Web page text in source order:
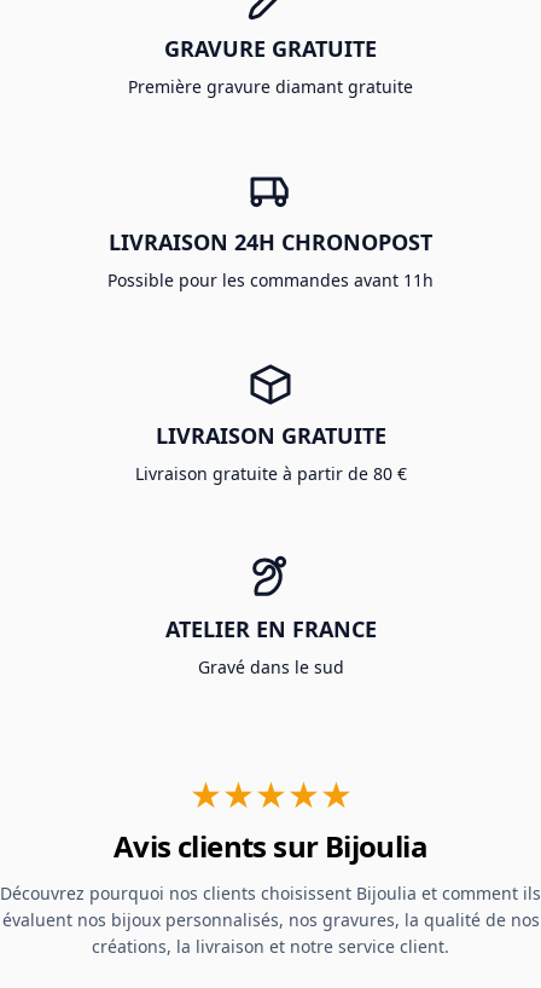
GRAVURE GRATUITE
Première gravure diamant gratuite
LIVRAISON 24H CHRONOPOST
Possible pour les commandes avant 11h
LIVRAISON GRATUITE
Livraison gratuite à partir de 80 €
ATELIER EN FRANCE
Gravé dans le sud
★★★★★
Avis clients sur Bijoulia
Découvrez pourquoi nos clients choisissent Bijoulia et comment ils
évaluent nos bijoux personnalisés, nos gravures, la qualité de nos
créations, la livraison et notre service client.